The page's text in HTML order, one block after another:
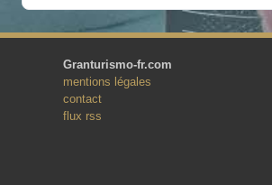
Granturismo-fr.com
mentions légales
contact
flux rss